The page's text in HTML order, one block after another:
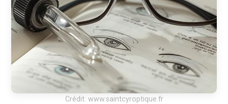
Crédit: www.saintcyroptique.fr